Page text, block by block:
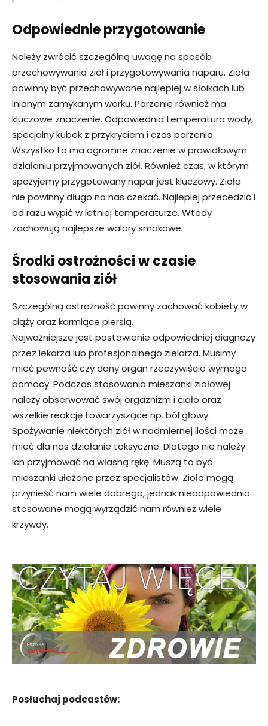
Odpowiednie przygotowanie
Należy zwrócić szczególną uwagę na sposób
przechowywania ziół i przygotowywania naparu. Zioła
powinny być przechowywane najlepiej w słoikach lub
lnianym zamykanym worku. Parzenie również ma
kluczowe znaczenie. Odpowiednia temperatura wody,
specjalny kubek z przykryciem i czas parzenia.
Wszystko to ma ogromne znaczenie w prawidłowym
działaniu przyjmowanych ziół. Również czas, w którym
spożyjemy przygotowany napar jest kluczowy. Zioła
nie powinny długo na nas czekać. Najlepiej przecedzić i
od razu wypić w letniej temperaturze. Wtedy
zachowują najlepsze walory smakowe.
Środki ostrożności w czasie
stosowania ziół
Szczególną ostrożność powinny zachować kobiety w
ciąży oraz karmiące piersią.
Najważniejsze jest postawienie odpowiedniej diagnozy
przez lekarza lub profesjonalnego zielarza. Musimy
mieć pewność czy dany organ rzeczywiście wymaga
pomocy. Podczas stosowania mieszanki ziołowej
należy obserwować swój orgaznizm i ciało oraz
wszelkie reakcję towarzyszące np. ból głowy.
Spożywanie niektórych ziół w nadmiernej ilości może
mieć dla nas działanie toksyczne. Dlatego nie należy
ich przyjmować na własną rękę. Muszą to być
mieszanki ułożone przez specjalistów. Zioła mogą
przynieść nam wiele dobrego, jednak nieodpowiednio
stosowane mogą wyrządzić nam również wiele
krzywdy.
Posłuchaj podcastów: